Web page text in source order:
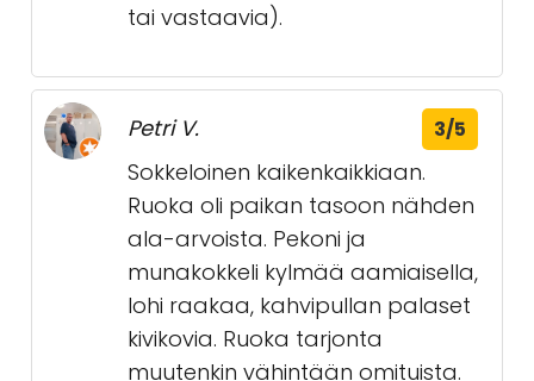
tai vastaavia).
Petri V. 3/5
Sokkeloinen kaikenkaikkiaan.
Ruoka oli paikan tasoon nähden
ala-arvoista. Pekoni ja
munakokkeli kylmää aamiaisella,
lohi raakaa, kahvipullan palaset
kivikovia. Ruoka tarjonta
muutenkin vähintään omituista.